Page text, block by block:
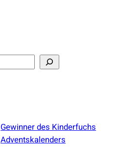
Gewinner des Kinderfuchs
Adventskalenders